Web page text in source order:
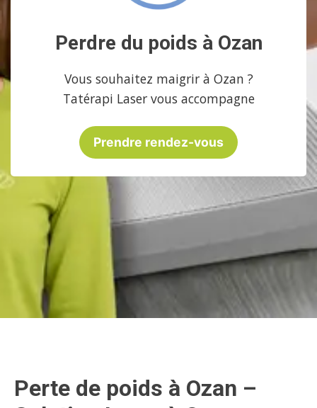
Perdre du poids à Ozan
Vous souhaitez maigrir à Ozan ?
Tatérapi Laser vous accompagne
Prendre rendez-vous
Perte de poids à Ozan –